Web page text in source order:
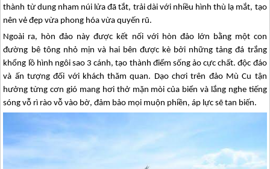
thành từ dung nham núi lửa đã tắt, trải dài với nhiều hình thù lạ mắt, tạo
nên vẻ đẹp vừa phong hóa vừa quyến rũ.
Ngoài ra, hòn đảo này được kết nối với hòn đảo lớn bằng một con
đường bê tông nhỏ mịn và hai bên được kè bởi những tảng đá trắng
khổng lồ hình ngôi sao 3 cánh, tạo thành điểm sống ảo cực chất. độc đáo
và ấn tượng đối với khách thăm quan. Dạo chơi trên đảo Mù Cu tận
hưởng từng cơn gió mang hơi thở mặn mòi của biển và lắng nghe tiếng
sóng vỗ rì rào vỗ vào bờ, đảm bảo mọi muộn phiền, áp lực sẽ tan biến.